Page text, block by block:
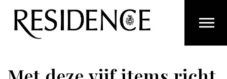
Overslaan en ga direct naar de inhoud